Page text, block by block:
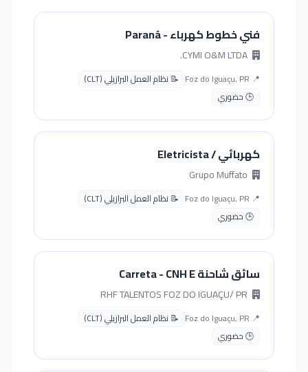
فني خطوط كهرباء - Paraná
📍 Foz do Iguaçu, PR
📝 نظام العمل البرازيلي (CLT)
🕒 حضوري
كهربائي / Eletricista
📍 Foz do Iguaçu, PR
📝 نظام العمل البرازيلي (CLT)
🕒 حضوري
سائق شاحنة Carreta - CNH E
📍 Foz do Iguaçu, PR
📝 نظام العمل البرازيلي (CLT)
🕒 حضوري